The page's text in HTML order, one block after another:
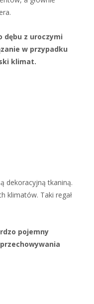
dębu z uroczymi
w przypadku
klimat.
dekoracyjną tkaniną.
klimatów. Taki regał
pojemny